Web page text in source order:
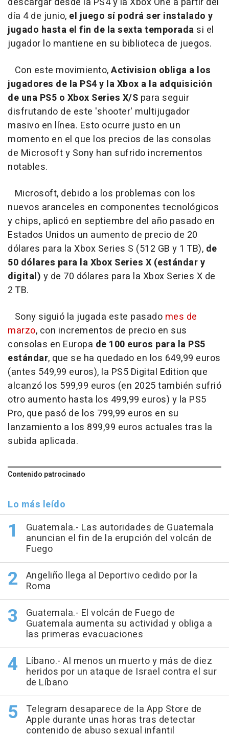
día 4 de junio, el juego sí podrá ser instalado y
jugado hasta el fin de la sexta temporada si el
jugador lo mantiene en su biblioteca de juegos.
Con este movimiento,Activision obliga a los
jugadores de la PS4 y la Xbox a la adquisición
de una PS5 o Xbox Series X/S para seguir
disfrutando de este 'shooter' multijugador
masivo en línea. Esto ocurre justo en un
momento en el que los precios de las consolas
de Microsoft y Sony han sufrido incrementos
notables.
Microsoft, debido a los problemas con los
nuevos aranceles en componentes tecnológicos
y chips, aplicó en septiembre del año pasado en
Estados Unidos un aumento de precio de 20
dólares para la Xbox Series S (512 GB y 1 TB), de
50 dólares para la Xbox Series X (estándar y
digital) y de 70 dólares para la Xbox Series X de
2 TB.
Sony siguió la jugada este pasado mes de
marzo, con incrementos de precio en sus
consolas en Europa de 100 euros para la PS5
estándar, que se ha quedado en los 649,99 euros
(antes 549,99 euros), la PS5 Digital Edition que
alcanzó los 599,99 euros (en 2025 también sufrió
otro aumento hasta los 499,99 euros) y la PS5
Pro, que pasó de los 799,99 euros en su
lanzamiento a los 899,99 euros actuales tras la
subida aplicada.
Contenido patrocinado
Lo más leído
Guatemala.- Las autoridades de Guatemala
anuncian el fin de la erupción del volcán de
Fuego
Angeliño llega al Deportivo cedido por la
Roma
Guatemala.- El volcán de Fuego de
Guatemala aumenta su actividad y obliga a
las primeras evacuaciones
Líbano.- Al menos un muerto y más de diez
heridos por un ataque de Israel contra el sur
de Líbano
Telegram desaparece de la App Store de
Apple durante unas horas tras detectar
contenido de abuso sexual infantil